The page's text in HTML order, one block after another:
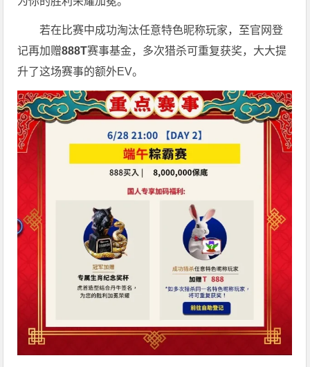
若在比赛中成功淘汰任意特色昵称玩家，至官网登
记再加赠888T赛事基金，多次猎杀可重复获奖，大大提
升了这场赛事的额外EV。